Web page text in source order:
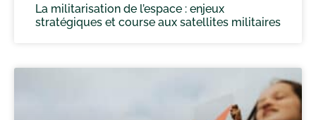
La militarisation de l’espace : enjeux
stratégiques et course aux satellites militaires